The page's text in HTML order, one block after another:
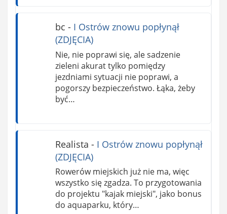
bc - I Ostrów znowu popłynął
(ZDJĘCIA)
Nie, nie poprawi się, ale sadzenie
zieleni akurat tylko pomiędzy
jezdniami sytuacji nie poprawi, a
pogorszy bezpieczeństwo. Łąka, żeby
być…
Realista - I Ostrów znowu popłynął
(ZDJĘCIA)
Rowerów miejskich już nie ma, więc
wszystko się zgadza. To przygotowania
do projektu "kajak miejski", jako bonus
do aquaparku, który…